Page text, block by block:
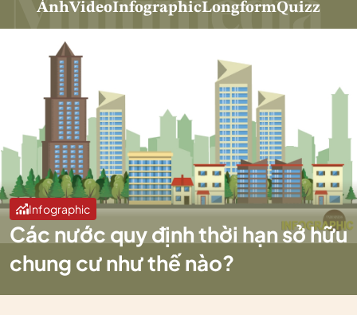
ẢnhVideoInfographicLongformQuizz
Infographic
Các nước quy định thời hạn sở hữu
chung cư như thế nào?